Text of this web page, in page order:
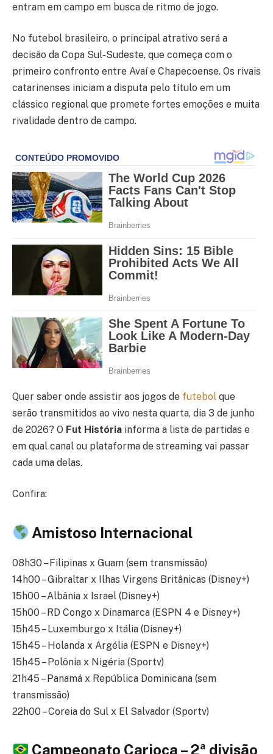
entram em campo em busca de ritmo de jogo.
No futebol brasileiro, o principal atrativo será a
decisão da Copa Sul-Sudeste, que começa com o
primeiro confronto entre Avaí e Chapecoense. Os rivais
catarinenses iniciam a disputa pelo título em um
clássico regional que promete fortes emoções e muita
rivalidade dentro de campo.
Quer saber onde assistir aos jogos de futebol que
serão transmitidos ao vivo nesta quarta, dia 3 de junho
de 2026? O Fut História informa a lista de partidas e
em qual canal ou plataforma de streaming vai passar
cada uma delas.
Confira:
Amistoso Internacional
08h30 – Filipinas x Guam (sem transmissão)
14h00 – Gibraltar x Ilhas Virgens Britânicas (Disney+)
15h00 – Albânia x Israel (Disney+)
15h00 – RD Congo x Dinamarca (ESPN 4 e Disney+)
15h45 – Luxemburgo x Itália (Disney+)
15h45 – Holanda x Argélia (ESPN e Disney+)
15h45 – Polônia x Nigéria (Sportv)
21h45 – Panamá x República Dominicana (sem
transmissão)
22h00 – Coreia do Sul x El Salvador (Sportv)
Campeonato Carioca – 2ª divisão